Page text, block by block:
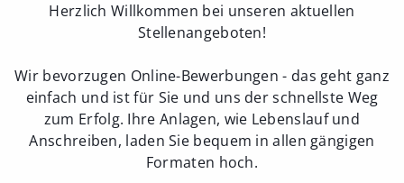
Herzlich Willkommen bei unseren aktuellen
Stellenangeboten!
Wir bevorzugen Online-Bewerbungen - das geht ganz
einfach und ist für Sie und uns der schnellste Weg
zum Erfolg. Ihre Anlagen, wie Lebenslauf und
Anschreiben, laden Sie bequem in allen gängigen
Formaten hoch.